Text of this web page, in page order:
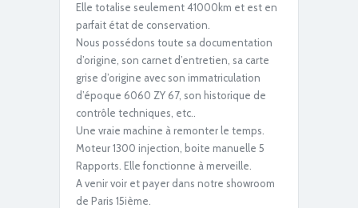
IMG_1323
Elle totalise seulement 41000km et est en
parfait état de conservation.
Nous possédons toute sa documentation
d’origine, son carnet d’entretien, sa carte
grise d’origine avec son immatriculation
d’époque 6060 ZY 67, son historique de
contrôle techniques, etc..
Une vraie machine à remonter le temps.
Moteur 1300 injection, boite manuelle 5
Rapports. Elle fonctionne à merveille.
A venir voir et payer dans notre showroom
de Paris 15ième.